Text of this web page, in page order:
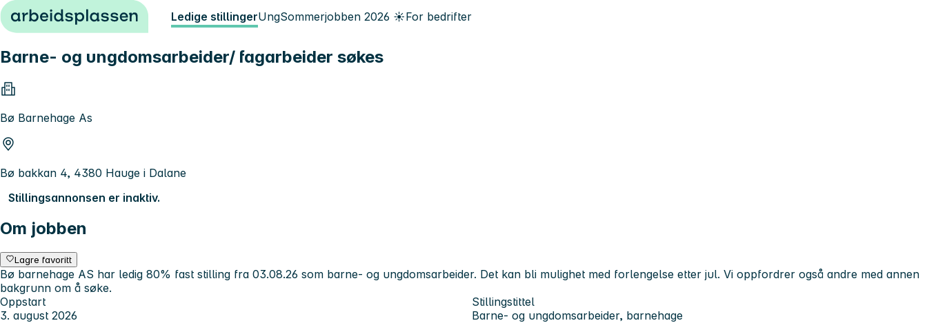
Hopp til innhold Ledige stillingerUngSommerjobben 2026 ☀️For bedrifter
Barne- og ungdomsarbeider/ fagarbeider søkes
Bø Barnehage As
Bø bakkan 4, 4380 Hauge i Dalane
Stillingsannonsen er inaktiv.
Om jobben
Lagre favoritt
Bø barnehage AS har ledig 80% fast stilling fra 03.08.26 som barne- og ungdomsarbeider. Det kan bli mulighet med forlengelse etter jul. Vi oppfordrer også andre med annen
bakgrunn om å søke.
Oppstart
3. august 2026
Stillingstittel
Barne- og ungdomsarbeider, barnehage